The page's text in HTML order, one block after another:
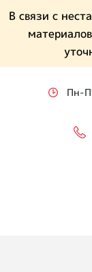
В связи с
Пн-